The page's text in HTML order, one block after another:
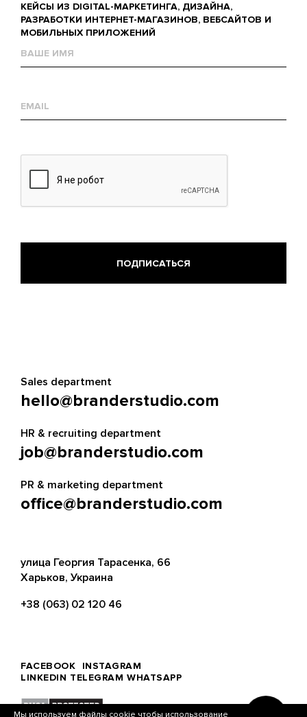
Мы используем файлы cookie чтобы использование
КЕЙСЫ ИЗ DIGITAL-МАРКЕТИНГА, ДИЗАЙНА,
РАЗРАБОТКИ ИНТЕРНЕТ-МАГАЗИНОВ, ВЕБСАЙТОВ И
МОБИЛЬНЫХ ПРИЛОЖЕНИЙ
mail
Sales department
hello@branderstudio.com
HR & recruiting department
job@branderstudio.com
PR & marketing department
office@branderstudio.com
улица Георгия Тарасенка, 66
Харьков, Украина
+38 (063) 02 120 46
FACEBOOK
INSTAGRAM
LINKEDIN TELEGRAM WHATSAPP